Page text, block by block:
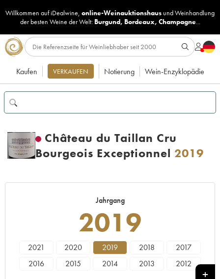
Willkommen auf iDealwine, online-Weinauktionshaus undWeinhandlung
der besten Weine der Welt: Burgund, Bordeaux, Champagne...
Kaufen VERKAUFEN Notierung Wein-Enzyklopädie
Château du Taillan Cru
Bourgeois Exceptionnel 2019
Jahrgang
2019
2021 2020 2019 2018
2017
2016
2015 2014 2013
2012